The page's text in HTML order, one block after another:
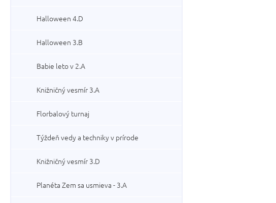
Halloween 4.D
Halloween 3.B
Babie leto v 2.A
Knižničný vesmír 3.A
Florbalový turnaj
Týždeň vedy a techniky v prírode
Knižničný vesmír 3.D
Planéta Zem sa usmieva - 3.A